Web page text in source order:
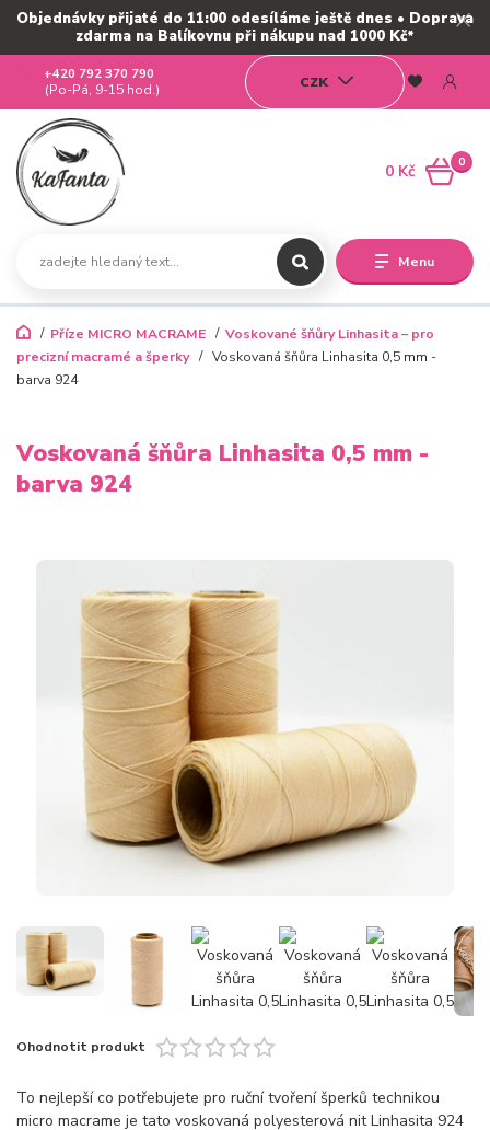
Objednávky přijaté do 11:00 odesíláme ještě dnes • Doprava
zdarma na Balíkovnu při nákupu nad 1000 Kč*
Menu
CZK
+420 792 370 790
(Po-Pá, 9-15 hod.)
0
0 Kč
Příze MICRO MACRAME
Voskované šňůry Linhasita – pro
precizní macramé a šperky
Voskovaná šňůra Linhasita 0,5 mm -
barva 924
Voskovaná šňůra Linhasita 0,5 mm -
barva 924
Ohodnotit produkt
To nejlepší co potřebujete pro ruční tvoření šperků technikou
micro macrame je tato voskovaná polyesterová nit Linhasita 924